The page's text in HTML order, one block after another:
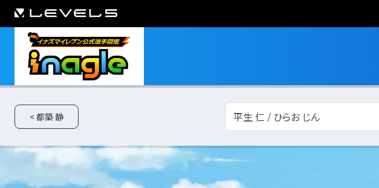
< 都築 静 平生 仁 / ひらお じん